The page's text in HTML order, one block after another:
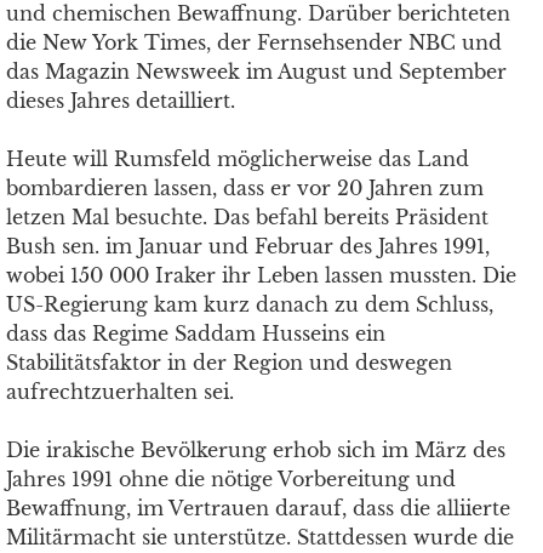
und chemischen Bewaffnung. Darüber berichteten
die New York Times, der Fernsehsender NBC und
das Magazin Newsweek im August und September
dieses Jahres detailliert.
Heute will Rumsfeld möglicherweise das Land
bombardieren lassen, dass er vor 20 Jahren zum
letzen Mal besuchte. Das befahl bereits Präsident
Bush sen. im Januar und Februar des Jahres 1991,
wobei 150 000 Iraker ihr Leben lassen mussten. Die
US-Regierung kam kurz danach zu dem Schluss,
dass das Regime Saddam Husseins ein
Stabilitätsfaktor in der Region und deswegen
aufrechtzuerhalten sei.
Die irakische Bevölkerung erhob sich im März des
Jahres 1991 ohne die nötige Vorbereitung und
Bewaffnung, im Vertrauen darauf, dass die alliierte
Militärmacht sie unterstütze. Stattdessen wurde die